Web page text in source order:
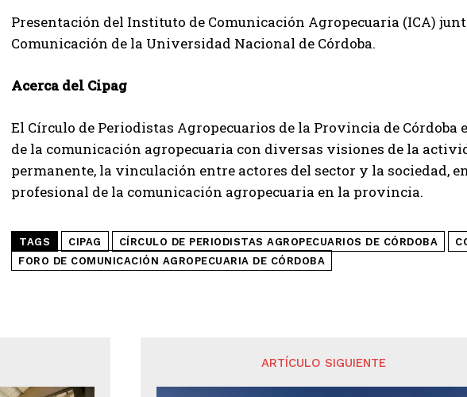
Presentación del Instituto de Comunicación Agropecuaria (ICA)
Comunicación de la Universidad Nacional de Córdoba.
Acerca del Cipag
El Círculo de Periodistas Agropecuarios de la Provincia de Córdoba
de la comunicación agropecuaria con diversas visiones de la
permanente, la vinculación entre actores del sector y la sociedad,
profesional de la comunicación agropecuaria en la provincia.
TAGS CIPAG CÍRCULO DE PERIODISTAS AGROPECUARIOS DE CÓRDOBA
FORO DE COMUNICACIÓN AGROPECUARIA DE CÓRDOBA
ARTÍCULO SIGUIENTE